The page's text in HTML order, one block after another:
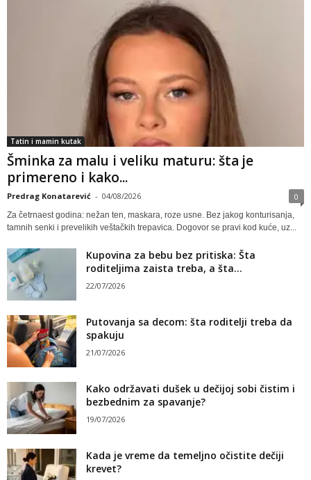
Tatin i mamin kutak
Šminka za malu i veliku maturu: šta je
primereno i kako...
Predrag Konatarević - 04/08/2026 0
Za četrnaest godina: nežan ten, maskara, roze usne. Bez jakog konturisanja,
tamnih senki i prevelikih veštačkih trepavica. Dogovor se pravi kod kuće, uz...
Kupovina za bebu bez pritiska: Šta
roditeljima zaista treba, a šta...
22/07/2026
Putovanja sa decom: šta roditelji treba da
spakuju
21/07/2026
Kako održavati dušek u dečijoj sobi čistim i
bezbednim za spavanje?
19/07/2026
Kada je vreme da temeljno očistite dečiji
krevet?